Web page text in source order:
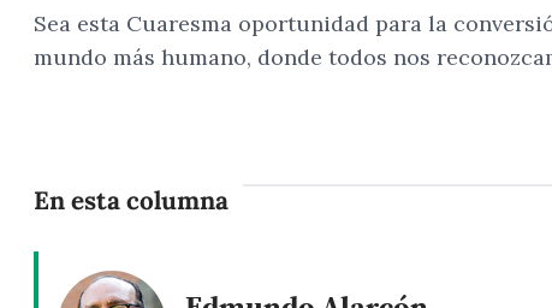
Sea esta Cuaresma oportunidad para la
mundo más humano, donde todos nos
En esta columna